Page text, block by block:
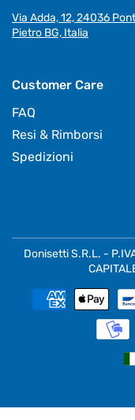
Via Adda, 12, 24036
Pietro BG, Italia
Customer Care
FAQ
Resi & Rimborsi
Spedizioni
Donisetti S.R.L. -
Metodi